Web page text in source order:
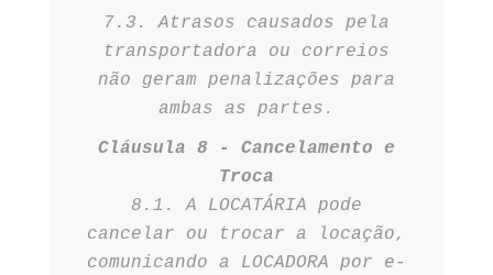
7.3. Atrasos causados pela
transportadora ou correios
não geram penalizações para
ambas as partes.
Cláusula 8 - Cancelamento e
Troca
8.1. A LOCATÁRIA pode
cancelar ou trocar a locação,
comunicando a LOCADORA por e-